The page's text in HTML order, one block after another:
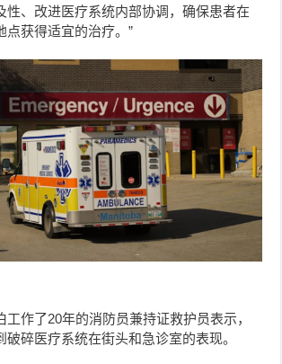
性、改进医疗系统内部协调，确保患者在
点获得适宜的治疗。”
工作了20年的消防员兼持证救护员表示，
破碎医疗系统在街头和急诊室的表现。